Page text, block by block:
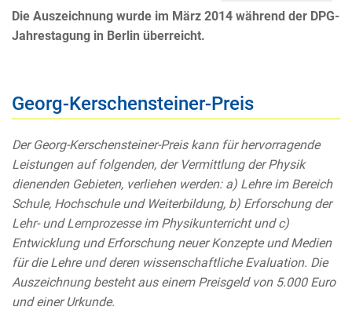
Die Auszeichnung wurde im März 2014 während der DPG-
Jahrestagung in Berlin überreicht.
Georg-Kerschensteiner-Preis
Der Georg-Kerschensteiner-Preis kann für hervorragende
Leistungen auf folgenden, der Vermittlung der Physik
dienenden Gebieten, verliehen werden: a) Lehre im Bereich
Schule, Hochschule und Weiterbildung, b) Erforschung der
Lehr- und Lernprozesse im Physikunterricht und c)
Entwicklung und Erforschung neuer Konzepte und Medien
für die Lehre und deren wissenschaftliche Evaluation. Die
Auszeichnung besteht aus einem Preisgeld von 5.000 Euro
und einer Urkunde.